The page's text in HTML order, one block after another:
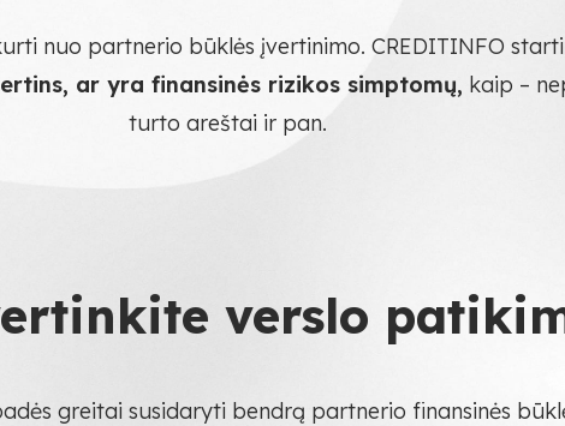
nuo partnerio būklės įvertinimo. CREDITINFO
ar yra finansinės rizikos simptomų, kaip –
turto areštai ir pan.
verslo
greitai susidaryti bendrą partnerio finansinės